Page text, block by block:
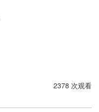
2378 次观看